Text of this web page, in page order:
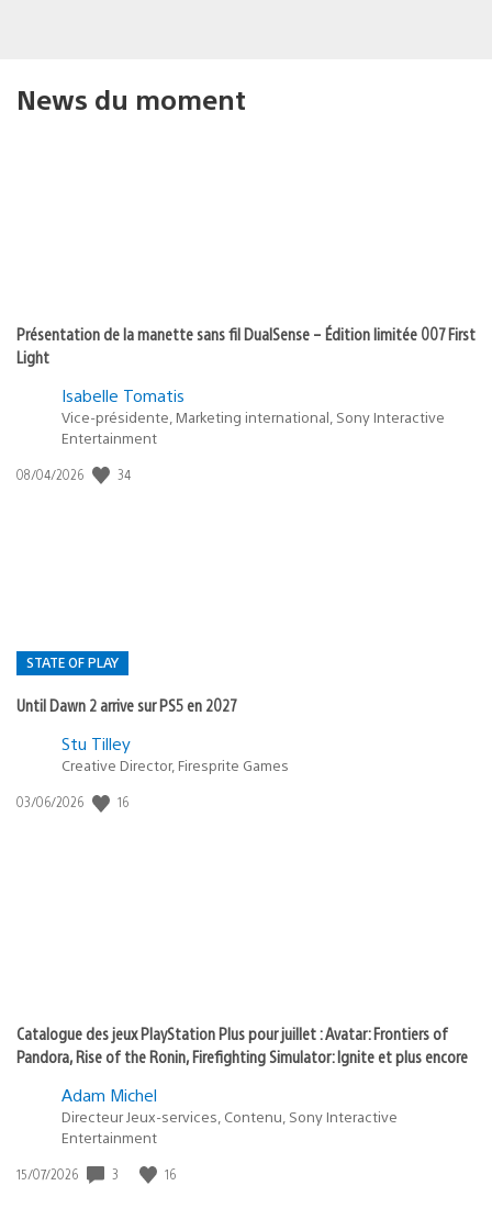
News du moment
Présentation de la manette sans fil DualSense – Édition limitée 007 First
Light
Isabelle Tomatis
Vice-présidente, Marketing international, Sony Interactive
Entertainment
Date
08/04/2026 34
STATE OF PLAY
Until Dawn 2 arrive sur PS5 en 2027
Postée
:
Stu Tilley
Creative Director, Firesprite Games
Date
03/06/2026 16
Catalogue des jeux PlayStation Plus pour juillet : Avatar: Frontiers of
Pandora, Rise of the Ronin, Firefighting Simulator: Ignite et plus encore
Adam Michel
Directeur Jeux-services, Contenu, Sony Interactive
Entertainment
Date
15/07/2026 3 16